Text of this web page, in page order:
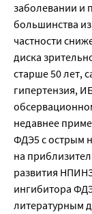
заболевании и
большинства
частности
диска
старше 50 лет,
гипертензия,
недавнее
ФДЭ5 с острым
на
развития
ингибитора
литературным